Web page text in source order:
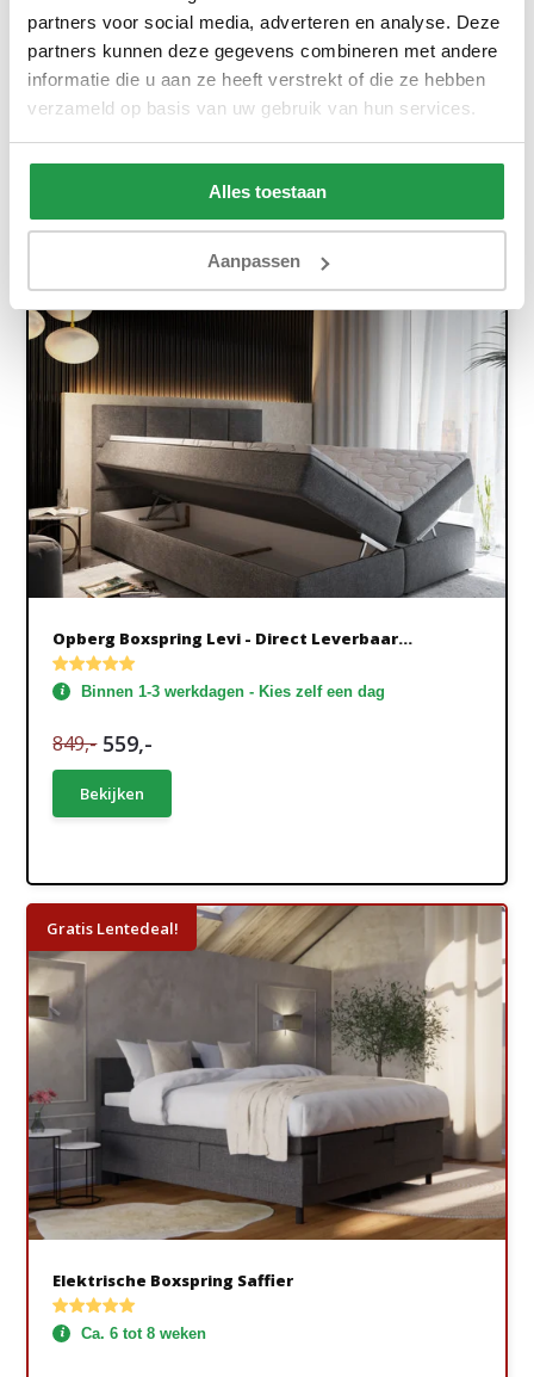
partners voor social media, adverteren en analyse. Deze
partners kunnen deze gegevens combineren met andere
informatie die u aan ze heeft verstrekt of die ze hebben
verzameld op basis van uw gebruik van hun services.
Alles toestaan
Aanpassen
Ca. 4 tot 6 weken
899,- 549,-
Meest gekozen!
Opberg Boxspring Levi - Direct Leverbaar...
Binnen 1-3 werkdagen - Kies zelf een dag
849,- 559,-
Bekijken
Gratis Lentedeal!
Elektrische Boxspring Saffier
Ca. 6 tot 8 weken